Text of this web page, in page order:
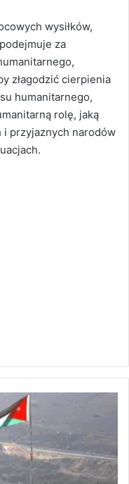
wysiłków,
za
złagodzić cierpienia
humanitarnego,
rolę, jaką
przyjaznych narodów